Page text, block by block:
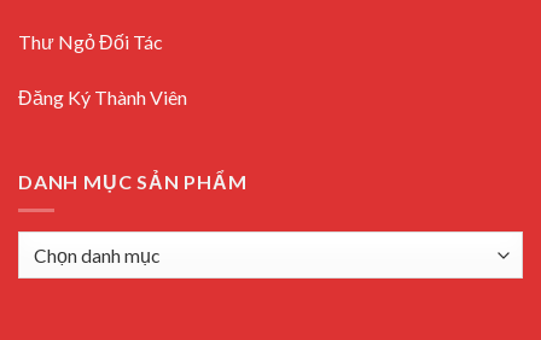
Thư Ngỏ Đối Tác
Đăng Ký Thành Viên
DANH MỤC SẢN PHẨM